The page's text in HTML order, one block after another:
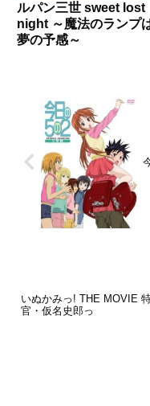
ルパン三世 sweet lost
night ～魔法のランプ
夢の予感～
いぬかみっ! THE MOVIE
官・仮名史郎っ